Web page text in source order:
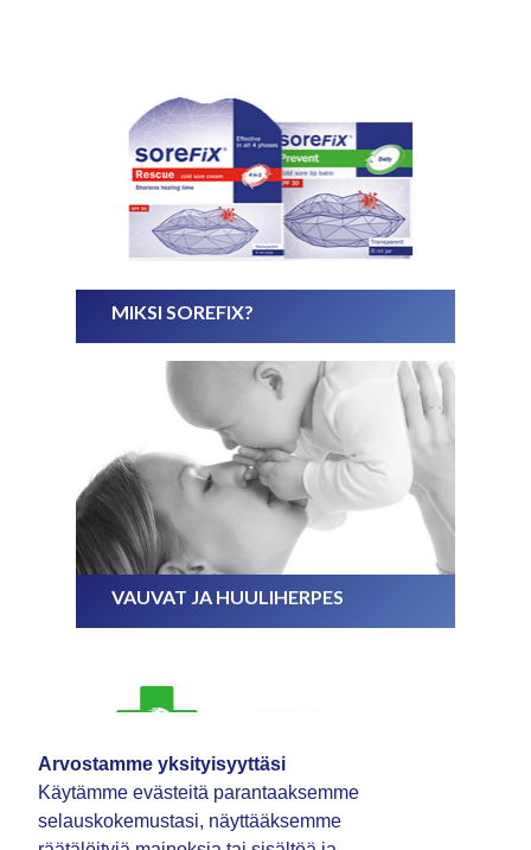
Arvostamme yksityisyyttäsi
Käytämme evästeitä parantaaksemme
selauskokemustasi, näyttääksemme
MIKSI SOREFIX?
VAUVAT JA HUULIHERPES